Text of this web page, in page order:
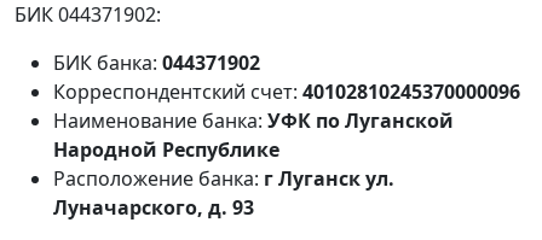
БИК 044371902:
БИК банка: 044371902
Корреспондентский счет: 40102810245370000096
Наименование банка: УФК по Луганской
Народной Республике
Расположение банка: г Луганск ул.
Луначарского, д. 93